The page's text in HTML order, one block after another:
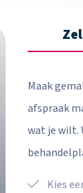
Maak
afspraak
wat je wilt.
Kies